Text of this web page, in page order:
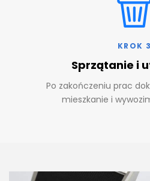
KROK 3
Sprzątanie i
Po zakończeniu prac
mieszkanie i